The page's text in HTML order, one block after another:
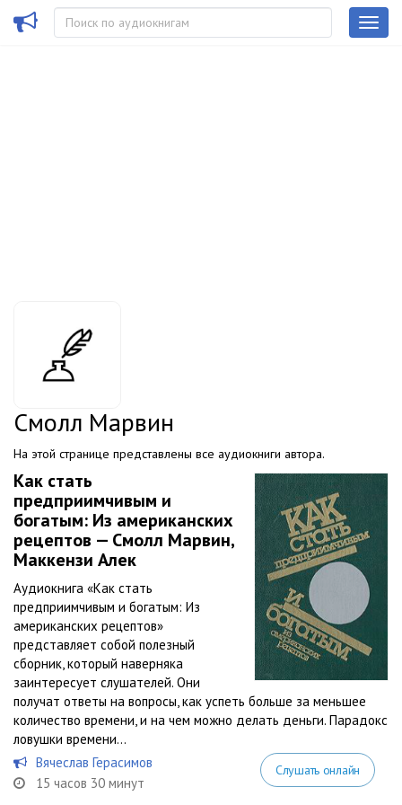
Смолл Марвин
На этой странице представлены все аудиокниги автора.
Как стать
предприимчивым и
богатым: Из американских
рецептов — Смолл Марвин,
Маккензи Алек
Аудиокнига «Как стать
предприимчивым и богатым: Из
американских рецептов»
представляет собой полезный
сборник, который наверняка
заинтересует слушателей. Они
получат ответы на вопросы, как успеть больше за меньшее
количество времени, и на чем можно делать деньги. Парадокс
ловушки времени...
Вячеслав Герасимов
15 часов 30 минут
Слушать онлайн